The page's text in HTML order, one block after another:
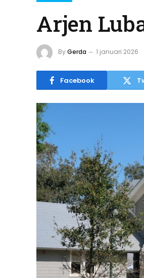
Arjen
ByGerda 1 januari 2026
Facebook